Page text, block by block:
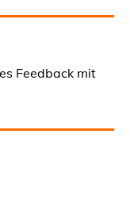
Feedback mit